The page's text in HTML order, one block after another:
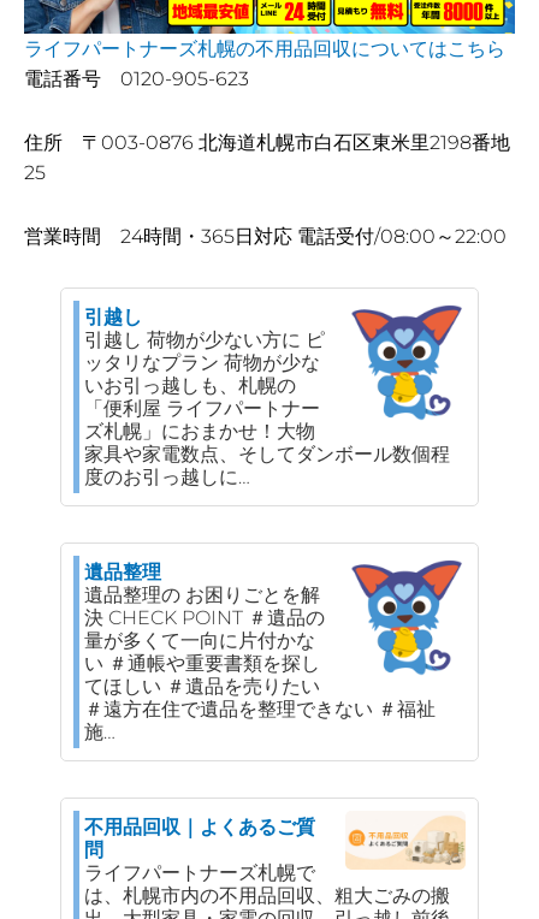
ライフパートナーズ札幌の不用品回収についてはこちら
電話番号 0120-905-623
住所 〒003-0876 北海道札幌市白石区東米里2198番地
25
営業時間 24時間・365日対応 電話受付/08:00～22:00
引越し
引越し 荷物が少ない方に ピ
ッタリなプラン 荷物が少な
いお引っ越しも、札幌の
「便利屋 ライフパートナー
ズ札幌」におまかせ！大物
家具や家電数点、そしてダンボール数個程
度のお引っ越しに…
遺品整理
遺品整理の お困りごとを解
決 CHECK POINT ＃遺品の
量が多くて一向に片付かな
い ＃通帳や重要書類を探し
てほしい ＃遺品を売りたい
＃遠方在住で遺品を整理できない ＃福祉
施…
不用品回収｜よくあるご質
問
ライフパートナーズ札幌で
は、札幌市内の不用品回収、粗大ごみの搬